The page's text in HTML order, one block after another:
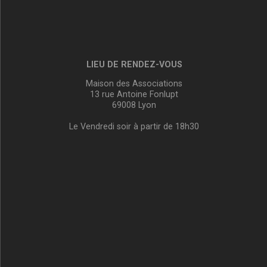
LIEU DE RENDEZ-VOUS
Maison des Associations
13 rue Antoine Fonlupt
69008 Lyon
Le Vendredi soir à partir de 18h30